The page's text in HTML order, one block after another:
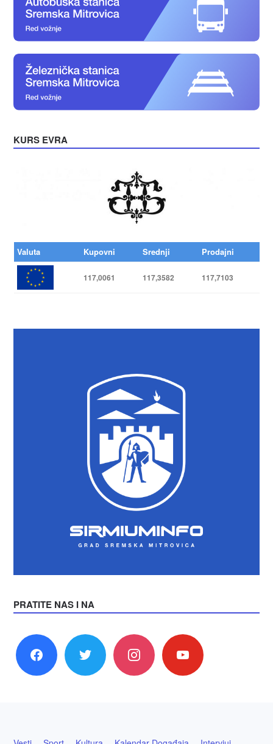
KURS EVRA
Valuta Kupovni Srednji Prodajni
117,0061 117,3582 117,7103
PRATITE NAS I NA
facebook twitter instagram youtube